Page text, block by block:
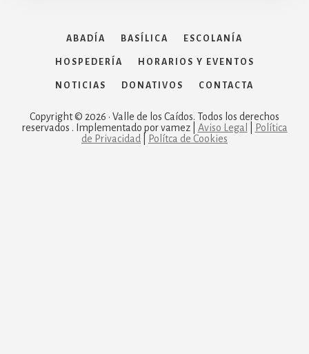
ABADÍA BASÍLICA ESCOLANÍA
HOSPEDERÍA HORARIOS Y EVENTOS
NOTICIAS DONATIVOS CONTACTA
Copyright © 2026 · Valle de los Caídos. Todos los derechos
reservados . Implementado por vamez | Aviso Legal
Política
de Privacidad
Polítca de Cookies